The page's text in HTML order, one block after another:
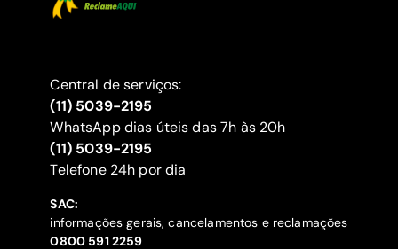
Central de serviços:
(11) 5039-2195
WhatsApp dias úteis das 7h às 20h
(11) 5039-2195
‍Telefone 24h por dia
SAC:
informações gerais, cancelamentos e reclamações
‍0800 591 2259